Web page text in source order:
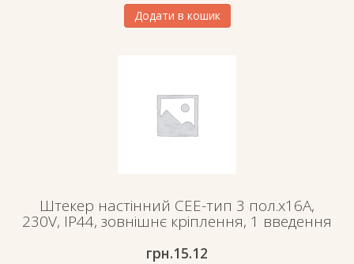
Додати в кошик
Штекер настінний СЕЕ-тип 3 пол.х16А,
230V, IP44, зовнішнє кріплення, 1 введення
грн.15.12